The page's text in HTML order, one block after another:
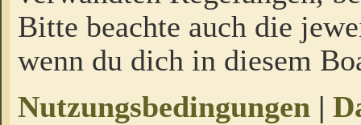
Bitte beachte auch die
wenn du dich in diesem
Nutzungsbedingungen |